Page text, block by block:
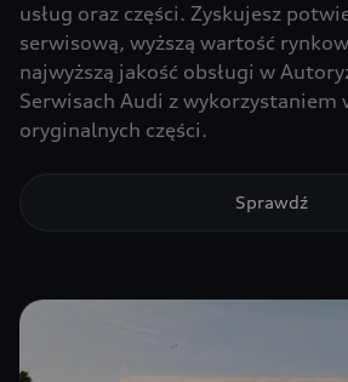
usług oraz części. Zyskujesz
serwisową, wyższą wartość
najwyższą jakość obsługi w
Serwisach Audi z wykorzystaniem
oryginalnych części.
Sprawdź